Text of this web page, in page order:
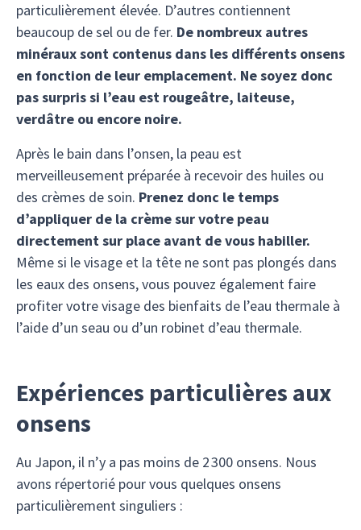
particulièrement élevée. D’autres contiennent
beaucoup de sel ou de fer. De nombreux autres
minéraux sont contenus dans les différents onsens
en fonction de leur emplacement. Ne soyez donc
pas surpris si l’eau est rougeâtre, laiteuse,
verdâtre ou encore noire.
Après le bain dans l’onsen, la peau est
merveilleusement préparée à recevoir des huiles ou
des crèmes de soin. Prenez donc le temps
d’appliquer de la crème sur votre peau
directement sur place avant de vous habiller.
Même si le visage et la tête ne sont pas plongés dans
les eaux des onsens, vous pouvez également faire
profiter votre visage des bienfaits de l’eau thermale à
l’aide d’un seau ou d’un robinet d’eau thermale.
Expériences particulières aux
onsens
Au Japon, il n’y a pas moins de 2 300 onsens. Nous
avons répertorié pour vous quelques onsens
particulièrement singuliers :